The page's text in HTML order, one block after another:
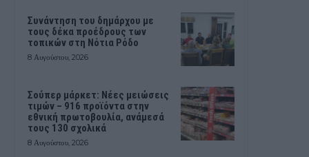
Συνάντηση του δημάρχου με
τους δέκα προέδρους των
τοπικών στη Νότια Ρόδο
8 Αυγούστου, 2026
Σούπερ μάρκετ: Νέες μειώσεις
τιμών – 916 προϊόντα στην
εθνική πρωτοβουλία, ανάμεσά
τους 130 σχολικά
8 Αυγούστου, 2026